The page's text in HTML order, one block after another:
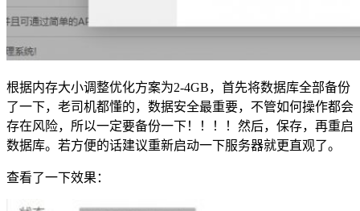
根据内存大小调整优化方案为2-4GB，首先将数据库全部备份
了一下，老司机都懂的，数据安全最重要，不管如何操作都会
存在风险，所以一定要备份一下！！！！然后，保存，再重启
数据库。若方便的话建议重新启动一下服务器就更直观了。
查看了一下效果：